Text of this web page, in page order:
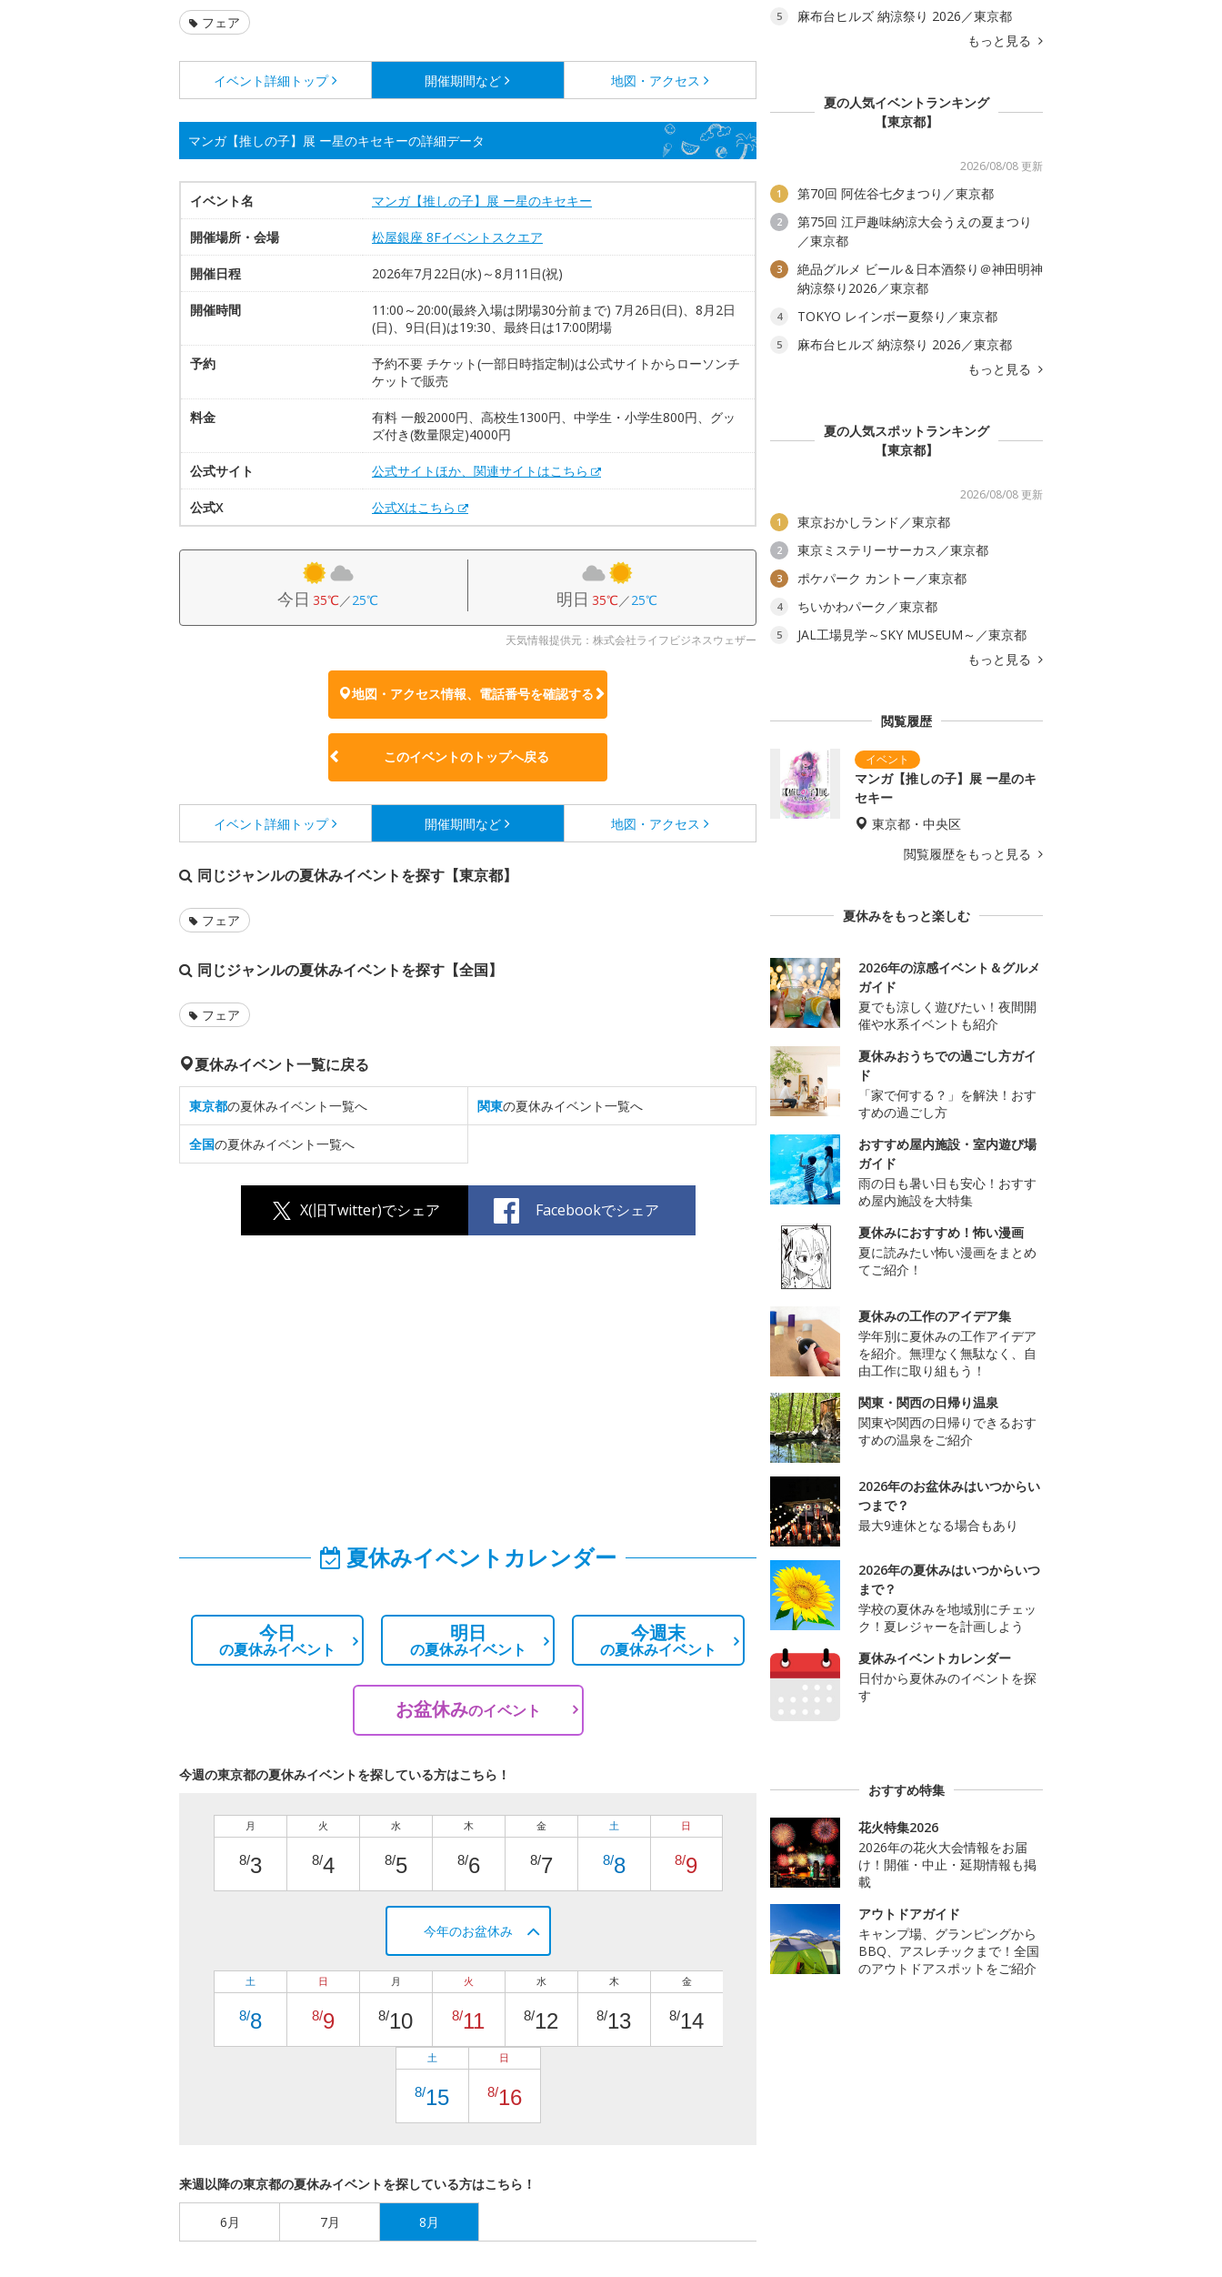
フェア
イベント詳細 トップ 開催期間など 地図・アクセス
マンガ【推しの子】展 ー星のキセキーの詳細データ
イベント名 マンガ【推しの子】展 ー星のキセキー
開催場所・会場 松屋銀座 8Fイベントスクエア
開催日程 2026年7月22日(水)～8月11日(祝)
開催時間
11:00～20:00(最終入場は閉場30分前まで) 7月26日(日)、8月2日
(日)、9日(日)は19:30、最終日は17:00閉場
予約
予約不要 チケット(一部日時指定制)は公式サイトからローソンチ
ケットで販売
料金
有料 一般2000円、高校生1300円、中学生・小学生800円、グッ
ズ付き(数量限定)4000円
公式サイト 公式サイトほか、関連サイトはこちら
公式X 公式Xはこちら
今日 35℃／25℃ 明日 35℃／25℃
天気情報提供元：株式会社ライフビジネスウェザー
地図・アクセス情報、電話番号を確認する
このイベントのトップへ戻る
イベント詳細 トップ 開催期間など 地図・アクセス
同じジャンルの夏休みイベントを探す【東京都】
フェア
同じジャンルの夏休みイベントを探す【全国】
フェア
夏休みイベント一覧に戻る
東京都の夏休みイベント一覧へ 関東の夏休みイベント一覧へ
全国の夏休みイベント一覧へ
X(旧Twitter)でシェア Facebookでシェア
夏休みイベントカレンダー
今日
の夏休みイベント
明日
の夏休みイベント
今週末
の夏休みイベント
お盆休みのイベント
今週の東京都の夏休みイベントを探している方はこちら！
月
8/3
火
8/4
水
8/5
木
8/6
金
8/7
土
8/8
日
8/9
今年のお盆休み
土
8/8
日
8/9
月
8/10
火
8/11
水
8/12
木
8/13
金
8/14
土
8/15
日
8/16
来週以降の東京都の夏休みイベントを探している方はこちら！
6月 7月 8月
5
麻布台ヒルズ 納涼祭り 2026／東京都
もっと見る
夏の人気イベントランキング
【東京都】
2026/08/08 更新
1 第70回 阿佐谷七夕まつり／東京都
2
第75回 江戸趣味納涼大会うえの夏まつり
／東京都
3
絶品グルメ ビール＆日本酒祭り＠神田明神
納涼祭り2026／東京都
4 TOKYO レインボー夏祭り／東京都
5
麻布台ヒルズ 納涼祭り 2026／東京都
もっと見る
夏の人気スポットランキング
【東京都】
2026/08/08 更新
1 東京おかしランド／東京都
2 東京ミステリーサーカス／東京都
3 ポケパーク カントー／東京都
4 ちいかわパーク／東京都
5
JAL工場見学～SKY MUSEUM～／東京都
もっと見る
閲覧履歴
マンガ【推しの子】展 ー星のキ
セキー
東京都・中央区
閲覧履歴をもっと見る
夏休みをもっと楽しむ
2026年の涼感イベント＆グルメ
ガイド
夏でも涼しく遊びたい！夜間開
催や水系イベントも紹介
夏休みおうちでの過ごし方ガイ
ド
「家で何する？」を解決！おす
すめの過ごし方
おすすめ屋内施設・室内遊び場
ガイド
雨の日も暑い日も安心！おすす
め屋内施設を大特集
夏休みにおすすめ！怖い漫画
夏に読みたい怖い漫画をまとめ
てご紹介！
夏休みの工作のアイデア集
学年別に夏休みの工作アイデア
を紹介。無理なく無駄なく、自
由工作に取り組もう！
関東・関西の日帰り温泉
関東や関西の日帰りできるおす
すめの温泉をご紹介
2026年のお盆休みはいつからい
つまで？
最大9連休となる場合もあり
2026年の夏休みはいつからいつ
まで？
学校の夏休みを地域別にチェッ
ク！夏レジャーを計画しよう
夏休みイベントカレンダー
日付から夏休みのイベントを探
す
おすすめ特集
花火特集2026
2026年の花火大会情報をお届
け！開催・中止・延期情報も掲
載
アウトドアガイド
キャンプ場、グランピングから
BBQ、アスレチックまで！全国
のアウトドアスポットをご紹介